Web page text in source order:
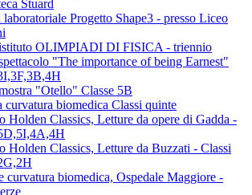
Stuard
Progetto Shape3 - presso Liceo
OLIMPIADI DI FISICA - triennio
"The importance of being Earnest"
"Otello" Classe 5B
curvatura biomedica Classi quinte
Holden Classics, Letture da opere di Gadda -
Holden Classics, Letture da Buzzati - Classi
curvatura biomedica, Ospedale Maggiore -